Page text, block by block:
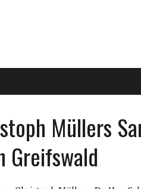
Müllers
Greifswald